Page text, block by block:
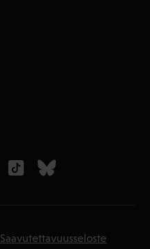
Saavutettavuusseloste